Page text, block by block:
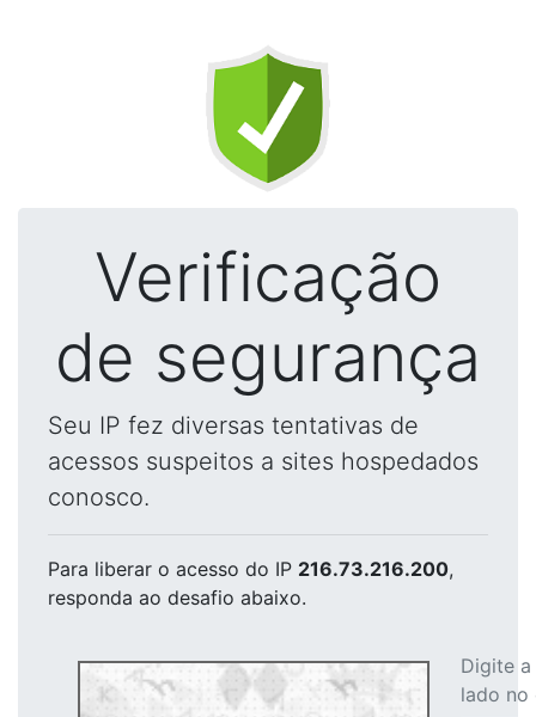
Verificação
de segurança
Seu IP fez diversas tentativas de
acessos suspeitos a sites hospedados
conosco.
Para liberar o acesso do IP 216.73.216.200,
responda ao desafio abaixo.
Digite
lado no